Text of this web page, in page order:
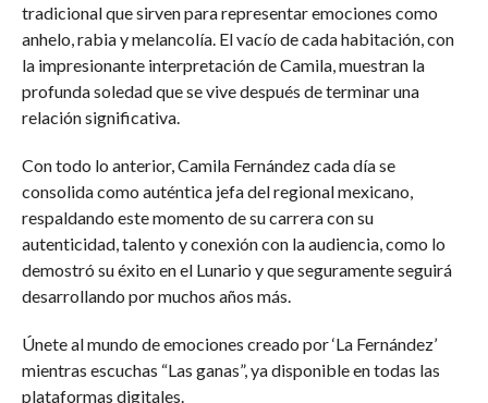
tradicional que sirven para representar emociones como
anhelo, rabia y melancolía. El vacío de cada habitación, con
la impresionante interpretación de Camila, muestran la
profunda soledad que se vive después de terminar una
relación significativa.
Con todo lo anterior, Camila Fernández cada día se
consolida como auténtica jefa del regional mexicano,
respaldando este momento de su carrera con su
autenticidad, talento y conexión con la audiencia, como lo
demostró su éxito en el Lunario y que seguramente seguirá
desarrollando por muchos años más.
Únete al mundo de emociones creado por ‘La Fernández’
mientras escuchas “Las ganas”, ya disponible en todas las
plataformas digitales.